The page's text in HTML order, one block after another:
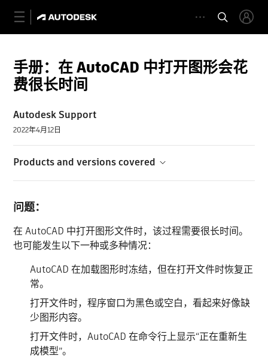
手册：在 AutoCAD 中打开图形会花
费很长时间
Autodesk Support
2022年4月12日
Products and versions covered
问题：
在 AutoCAD 中打开图形文件时，该过程需要很长时间。
也可能发生以下一种或多种情况：
AutoCAD 在加载图形时冻结，但在打开文件时恢复正
常。
打开文件时，程序窗口为黑色或空白，看起来好像缺
少图形内容。
打开文件时，AutoCAD 在命令行上显示“正在重新生
成模型”。